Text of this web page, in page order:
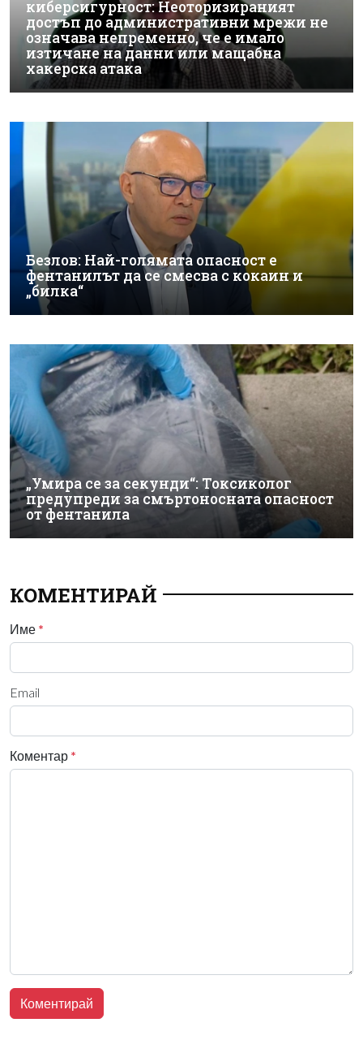
киберсигурност: Неоторизираният
достъп до административни мрежи не
означава непременно, че е имало
изтичане на данни или мащабна
хакерска атака
Безлов: Най-голямата опасност е
фентанилът да се смесва с кокаин и
„билка“
„Умира се за секунди“: Токсиколог
предупреди за смъртоносната опасност
от фентанила
КОМЕНТИРАЙ
Име *
Email
Коментар *